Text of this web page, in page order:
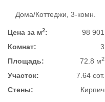
Дома/Коттеджи, 3-комн.
Цена за м2:
98 901
Комнат:
3
Площадь:
72.8 м2
Участок:
7.64 сот.
Стены:
Кирпич